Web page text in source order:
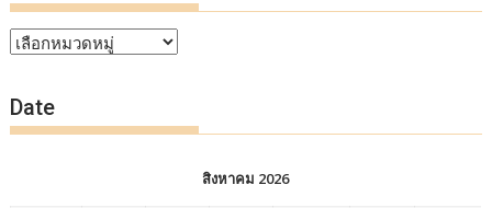
หัวข้อ
Date
สิงหาคม 2026